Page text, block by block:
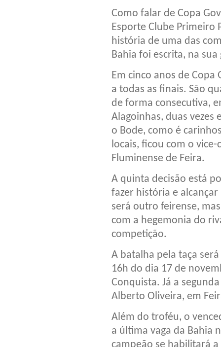
Como falar de Copa
Esporte Clube Primeiro
história de uma das
Bahia foi escrita, na
Em cinco anos de
a todas as finais. São
de forma consecutiva,
Alagoinhas, duas vezes
o Bode, como é
locais, ficou com o
Fluminense de Feira.
A quinta decisão está
fazer história e
será outro feirense,
com a hegemonia do
competição.
A batalha pela taça
16h do dia 17 de
Conquista. Já a
Alberto Oliveira, em
Além do troféu, o
a última vaga da Bahia